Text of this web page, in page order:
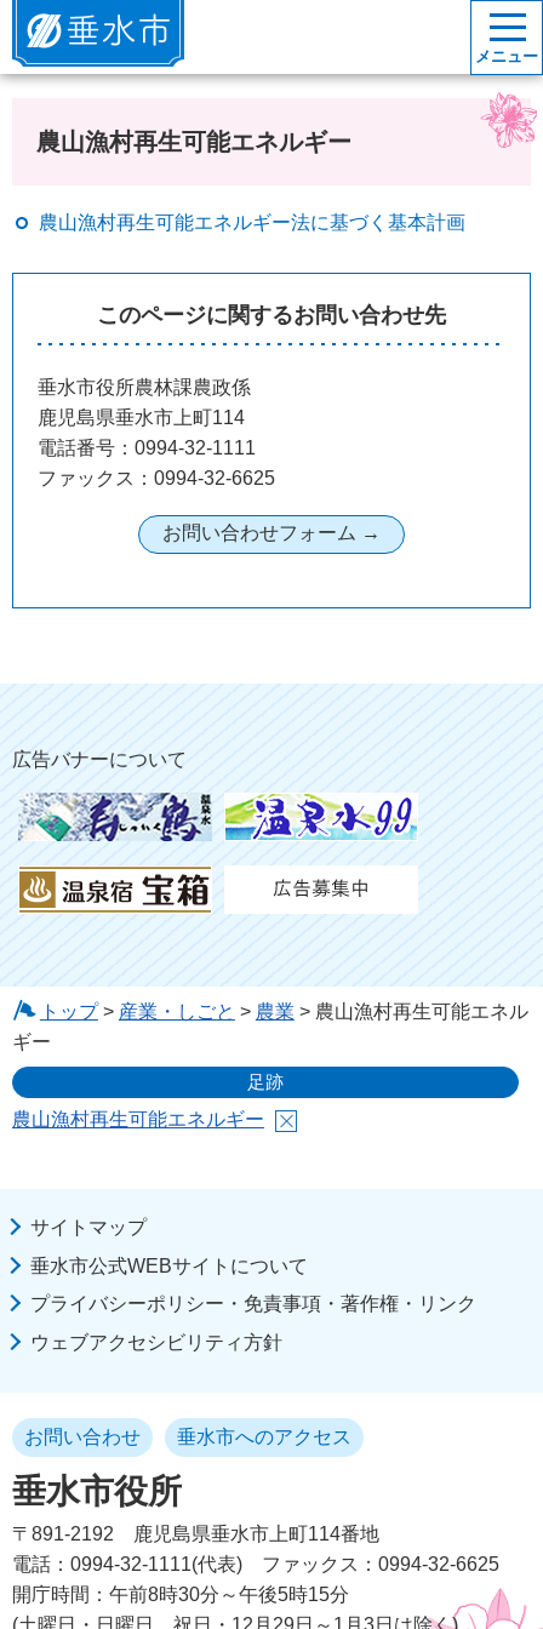
垂水市
メニュー
農山漁村再生可能エネルギー
農山漁村再生可能エネルギー法に基づく基本計画
このページに関するお問い合わせ先
垂水市役所農林課農政係
鹿児島県垂水市上町114
電話番号：0994-32-1111
ファックス：0994-32-6625
広告バナーについて
トップ> 産業・しごと > 農業 > 農山漁村再生可能エネル
ギー
足跡
農山漁村再生可能エネルギー
サイトマップ
垂水市公式WEBサイトについて
プライバシーポリシー・免責事項・著作権・リンク
ウェブアクセシビリティ方針
垂水市役所
お問い合わせ 垂水市へのアクセス
〒891-2192
鹿児島県垂水市上町114番地
電話：0994-32-1111(代表)
ファックス：0994-32-6625
開庁時間：午前8時30分～午後5時15分